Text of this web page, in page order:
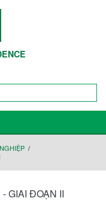
GIAI ĐOẠN II